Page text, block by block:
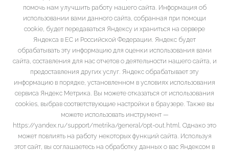
помочь нам улучшить работу нашего сайта. Информация об
использовании вами данного сайта, собранная при помощи
cookie, будет передаваться Яндексу и храниться на сервере
Яндекса в ЕС и Российской Федерации. Яндекс будет
обрабатывать эту информацию для оценки использования вами
сайта, составления для нас отчетов о деятельности нашего сайта, и
предоставления других услуг. Яндекс обрабатывает эту
информацию в порядке, установленном в условиях использования
сервиса Яндекс Метрика. Вы можете отказаться от использования
cookies, выбрав соответствующие настройки в браузере. Также вы
можете использовать инструмент —
https://yandex.ru/support/metrika/general/opt-out.html. Однако это
может повлиять на работу некоторых функций сайта. Используя
этот сайт, вы соглашаетесь на обработку данных о вас Яндексом в